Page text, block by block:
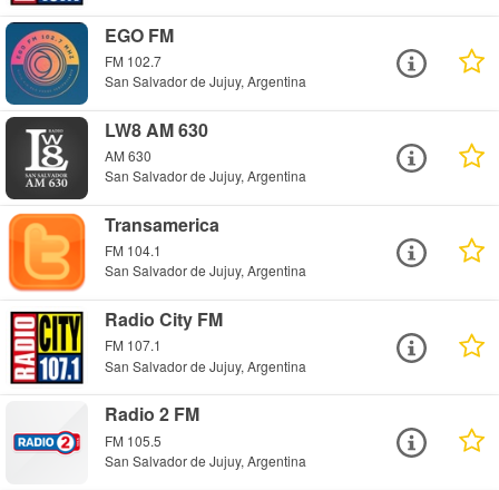
EGO FM
FM 102.7
San Salvador de Jujuy, Argentina
LW8 AM 630
AM 630
San Salvador de Jujuy, Argentina
Transamerica
FM 104.1
San Salvador de Jujuy, Argentina
Radio City FM
FM 107.1
San Salvador de Jujuy, Argentina
Radio 2 FM
FM 105.5
San Salvador de Jujuy, Argentina